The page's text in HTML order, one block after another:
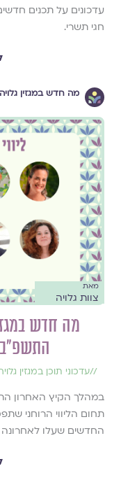
עדכונים על תכנים
חגי תשרי.
מה חדש במגזין גלויה
מאת
צוות גלויה
התשפ״ב
//עדכוני תוכן במגזין גלויה
במהלך הקיץ האחרון
תחום הליווי הרוחני
החדשים שעלו לאחרונה